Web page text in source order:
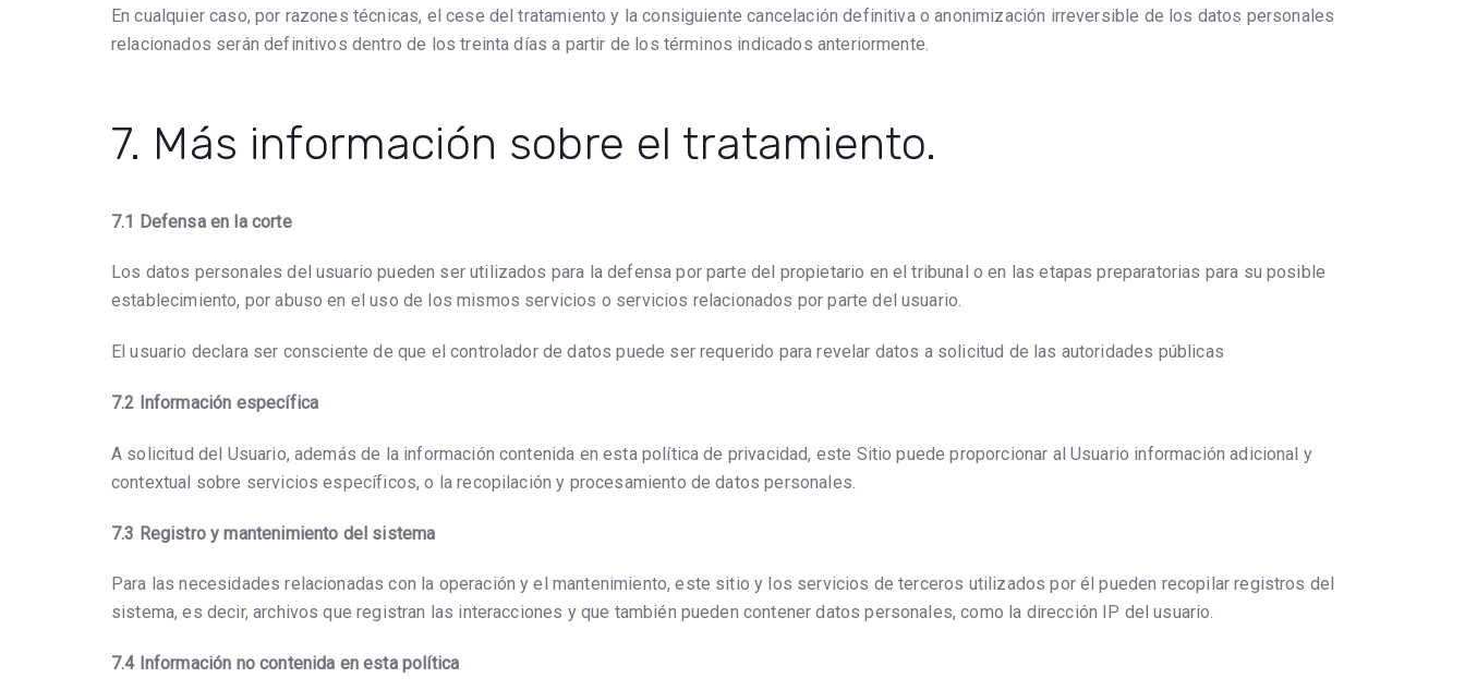
En cualquier caso, por razones técnicas, el cese del tratamiento y la consiguiente cancelación definitiva o anonimización irreversible de los datos personales
relacionados serán definitivos dentro de los treinta días a partir de los términos indicados anteriormente.
7. Más información sobre el tratamiento.
7.1 Defensa en la corte
Los datos personales del usuario pueden ser utilizados para la defensa por parte del propietario en el tribunal o en las etapas preparatorias para su posible
establecimiento, por abuso en el uso de los mismos servicios o servicios relacionados por parte del usuario.
El usuario declara ser consciente de que el controlador de datos puede ser requerido para revelar datos a solicitud de las autoridades públicas
7.2 Información específica
A solicitud del Usuario, además de la información contenida en esta política de privacidad, este Sitio puede proporcionar al Usuario información adicional y
contextual sobre servicios específicos, o la recopilación y procesamiento de datos personales.
7.3 Registro y mantenimiento del sistema
Para las necesidades relacionadas con la operación y el mantenimiento, este sitio y los servicios de terceros utilizados por él pueden recopilar registros del
sistema, es decir, archivos que registran las interacciones y que también pueden contener datos personales, como la dirección IP del usuario.
7.4 Información no contenida en esta política